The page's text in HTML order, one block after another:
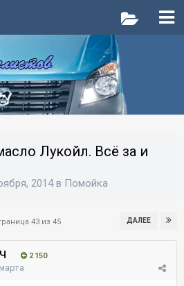
Лукойл. Всё за и
2014в Помойка
ДАЛЕЕ
43 из 45
2 150